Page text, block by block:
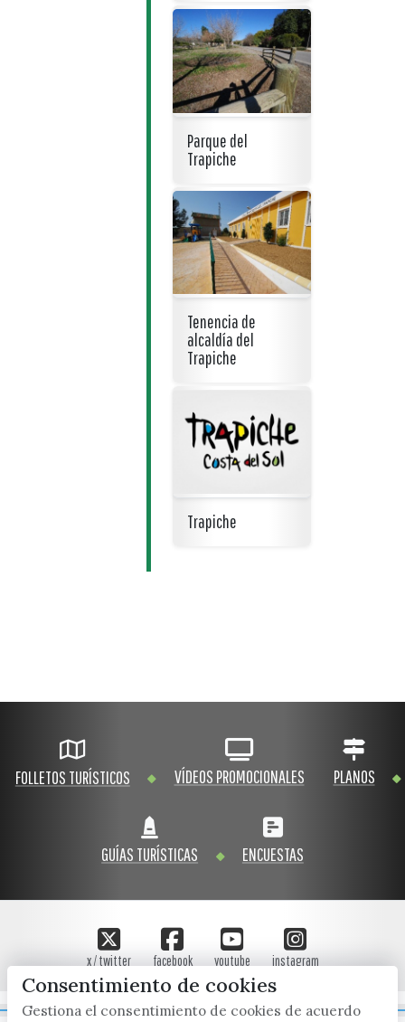
Parque del
Trapiche
Tenencia de
alcaldía del
Trapiche
Trapiche
FOLLETOS TURÍSTICOS VÍDEOS PROMOCIONALES PLANOS
GUÍAS TURÍSTICAS ENCUESTAS
x / twitter facebook youtube instagram
Mapa Web
Consentimiento de cookies
Gestiona el consentimiento de cookies de acuerdo